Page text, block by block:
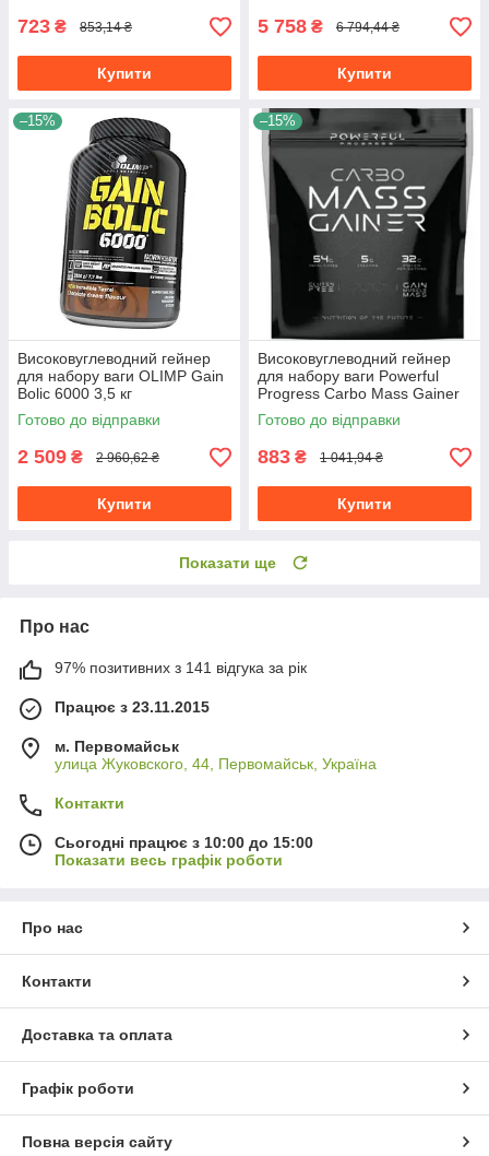
723 ₴ 853,14 ₴
Купити
5 758 ₴ 6 794,44 ₴
Купити
–15%
Високовуглеводний гейнер
для набору ваги OLIMP Gain
Bolic 6000 3,5 кг
Готово до відправки
2 509 ₴ 2 960,62 ₴
Купити
–15%
Високовуглеводний гейнер
для набору ваги Powerful
Progress Carbo Mass Gainer
2 кг банан
Готово до відправки
883 ₴ 1 041,94 ₴
Купити
Показати ще
Про нас
97% позитивних з 141 відгука за рік
Працює з 23.11.2015
м. Первомайськ
улица Жуковского, 44, Первомайськ, Україна
Контакти
Сьогодні працює з 10:00 до 15:00
Показати весь графік роботи
Про нас
Контакти
Доставка та оплата
Графік роботи
Повна версія сайту